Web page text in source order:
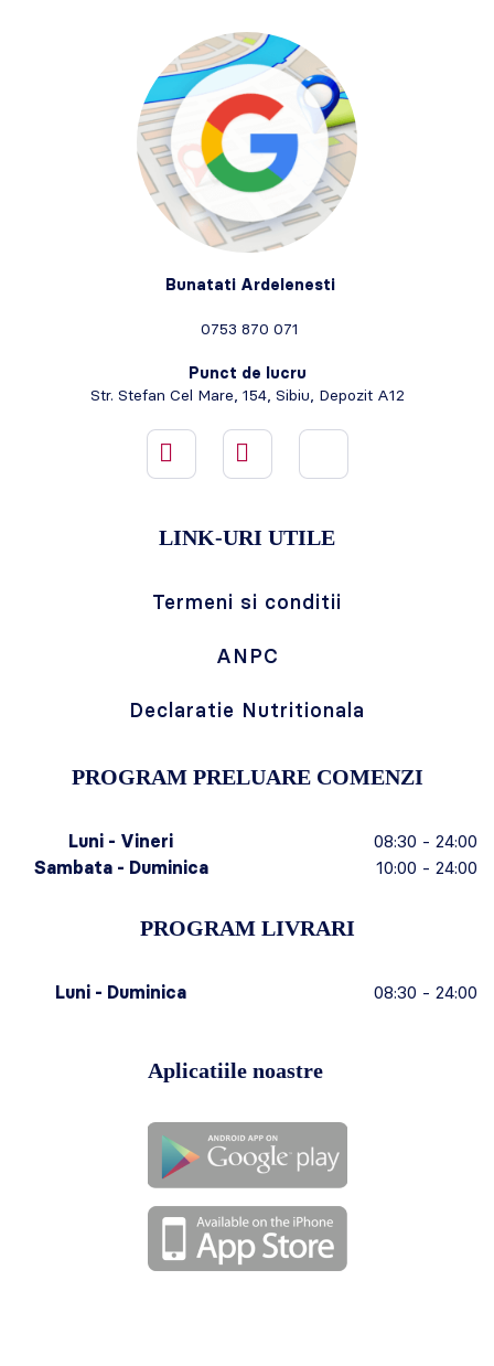
Bunatati Ardelenesti
0753 870 071
Punct de lucru
Str. Stefan Cel Mare, 154, Sibiu, Depozit A12
LINK-URI UTILE
Termeni si conditii
ANPC
Declaratie Nutritionala
PROGRAM PRELUARE COMENZI
Luni - Vineri
08:30 - 24:00
Sambata - Duminica
10:00 - 24:00
PROGRAM LIVRARI
Luni - Duminica 08:30 - 24:00
Aplicatiile noastre